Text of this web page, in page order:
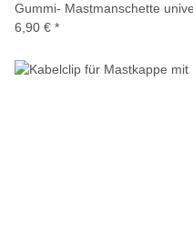
Gummi- Mastmanschette
6,90 € *